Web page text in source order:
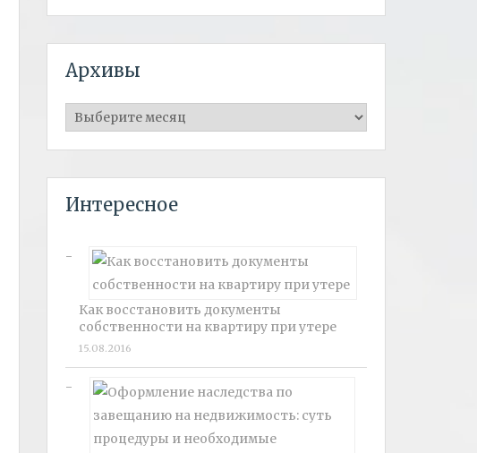
Архивы
Архивы
Интересное
Как восстановить документы
собственности на квартиру при утере
15.08.2016